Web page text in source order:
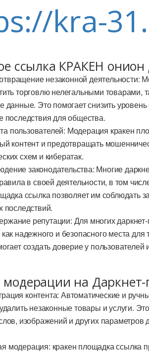
kra-
ссылка КРАКЕН онион
незаконной деятельности:
торговлю нелегальными товарами,
данные. Это помогает снизить уровень
последствия для общества.
пользователей: Модерация кракен
контент и предотвращать
схем и кибератак.
законодательства: Многие
в своей деятельности, в том
ссылка позволяет им соблюдать
последствий.
репутации: Для многих
надежного и безопасного места
создать доверие у
на
контента: Автоматические и
незаконные товары и услуги.
изображений и других
модерация: кракен площадка ссылка